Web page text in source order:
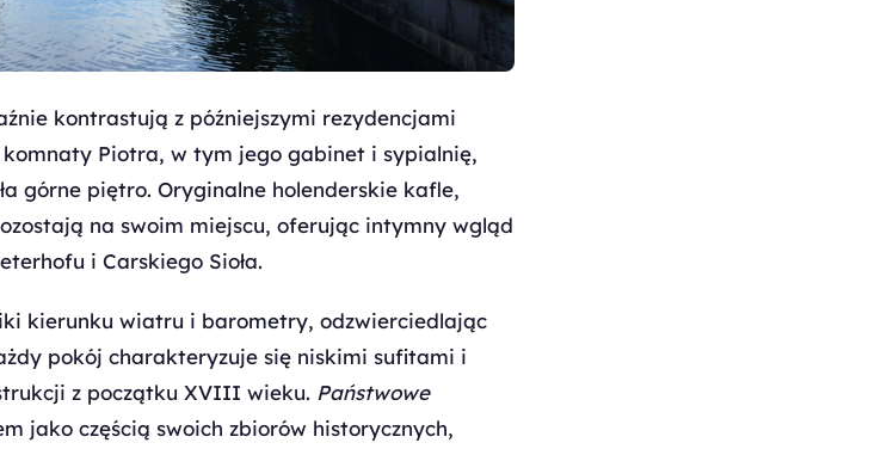
kontrastują z późniejszymi rezydencjami
komnaty Piotra, w tym jego gabinet i sypialnię,
górne piętro. Oryginalne holenderskie kafle,
na swoim miejscu, oferując intymny wgląd
i Carskiego Sioła.
kierunku wiatru i barometry, odzwierciedlając
pokój charakteryzuje się niskimi sufitami i
z początku XVIII wieku. Państwowe
jako częścią swoich zbiorów historycznych,